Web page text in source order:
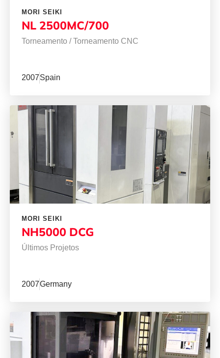
MORI SEIKI
NL 2500MC/700
Torneamento /Torneamento CNC
2007Spain
MORI SEIKI
NH5000 DCG
Últimos Projetos
2007Germany